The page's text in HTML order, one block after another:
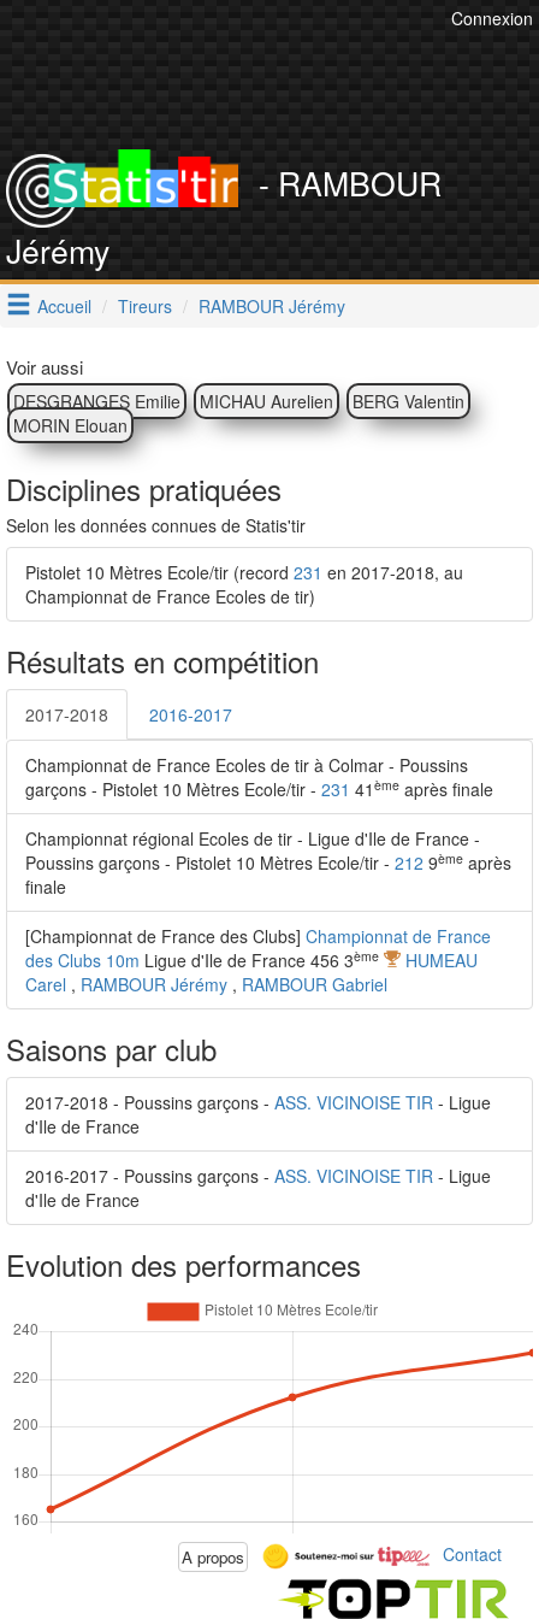
Connexion
- RAMBOUR
Jérémy
Accueil Tireurs RAMBOUR Jérémy
Voir aussi
DESGRANGES Emilie MICHAU Aurelien
BERG Valentin
MORIN Elouan
Disciplines pratiquées
Selon les données connues de Statis'tir
Pistolet 10 Mètres Ecole/tir (record 231 en 2017-2018, au
Championnat de France Ecoles de tir)
Résultats en compétition
2017-2018 2016-2017
Championnat de France Ecoles de tir à Colmar - Poussins
garçons - Pistolet 10 Mètres Ecole/tir - 231 41 ème après finale
Championnat régional Ecoles de tir - Ligue d'Ile de France -
Poussins garçons - Pistolet 10 Mètres Ecole/tir - 212 9ème après
finale
[Championnat de France des Clubs] Championnat de France
des Clubs 10m Ligue d'Ile de France 456 3ème
HUMEAU
Carel , RAMBOUR Jérémy , RAMBOUR Gabriel
Saisons par club
2017-2018 - Poussins garçons - ASS. VICINOISE TIR - Ligue
d'Ile de France
2016-2017 - Poussins garçons - ASS. VICINOISE TIR - Ligue
d'Ile de France
Evolution des performances
A propos Contact